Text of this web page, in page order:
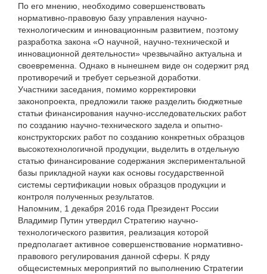
По его мнению, необходимо совершенствовать
нормативно-правовую базу управления научно-
технологическим и инновационным развитием, поэтому
разработка закона «О научной, научно-технической и
инновационной деятельности» чрезвычайно актуальна и
своевременна. Однако в нынешнем виде он содержит ряд
противоречий и требует серьезной доработки.
Участники заседания, помимо корректировки
законопроекта, предложили также разделить бюджетные
статьи финансирования научно-исследовательских работ
по созданию научно-технического задела и опытно-
конструкторских работ по созданию конкретных образцов
высокотехнологичной продукции, выделить в отдельную
статью финансирование содержания экспериментальной
базы прикладной науки как основы государственной
системы сертификации новых образцов продукции и
контроля полученных результатов.
Напомним, 1 декабря 2016 года Президент России
Владимир Путин утвердил Стратегию научно-
технологического развития, реализация которой
предполагает активное совершенствование нормативно-
правового регулирования данной сферы. К ряду
общесистемных мероприятий по выполнению Стратегии